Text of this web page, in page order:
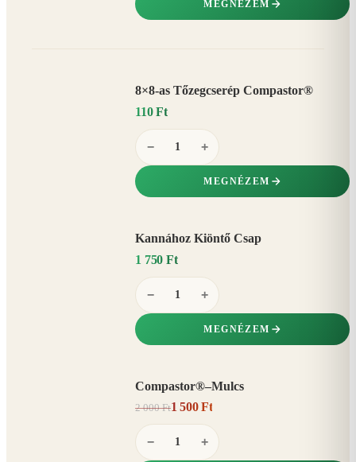
MEGNÉZEM
8×8-as Tőzegcserép Compastor®
110 Ft
− +
MEGNÉZEM
Kannához Kiöntő Csap
1 750 Ft
− +
MEGNÉZEM
Compastor®–Mulcs
2 000 Ft1 500 Ft
− +